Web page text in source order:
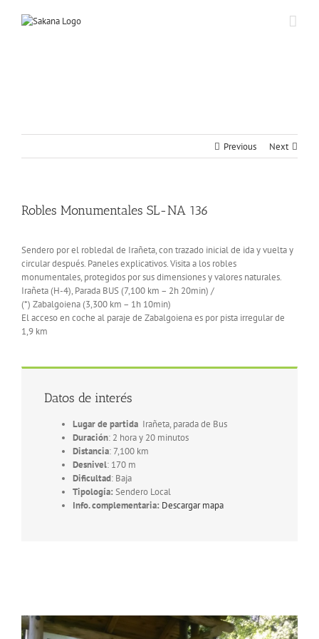
Previous Next
Robles Monumentales SL-NA 136
Sendero por el robledal de Irañeta, con trazado inicial de ida y vuelta y
circular después. Paneles explicativos. Visita a los robles
monumentales, protegidos por sus dimensiones y valores naturales.
Irañeta (H-4), Parada BUS (7,100 km – 2h 20min) /
(*) Zabalgoiena (3,300 km – 1h 10min)
El acceso en coche al paraje de Zabalgoiena es por pista irregular de
1,9 km
Datos de interés
Lugar de partida Irañeta, parada de Bus
Duración: 2 hora y 20 minutos
Distancia: 7,100 km
Desnivel: 170 m
Dificultad: Baja
Tipología: Sendero Local
Info. complementaria: Descargar mapa